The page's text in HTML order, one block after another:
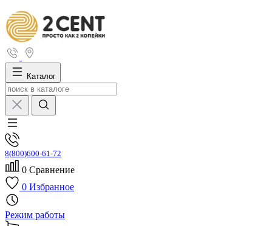
Каталог
8(800)600-61-72
0 Сравнение
0 Избранное
Режим работы